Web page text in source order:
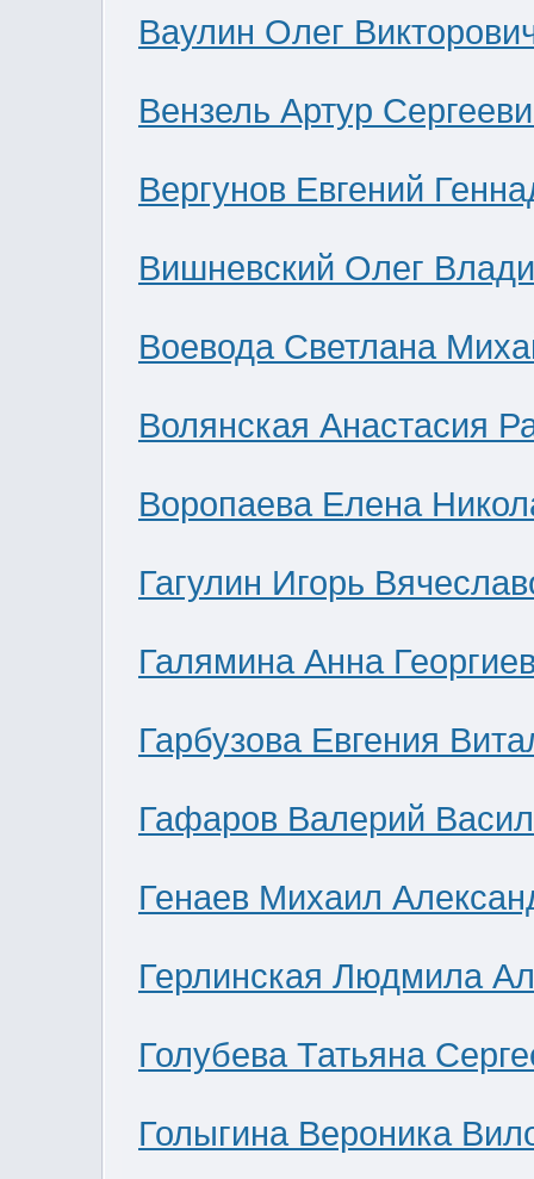
Ваулин Олег
Вензель Артур
Вергунов Евгений
Вишневский Олег
Воевода Светлана
Волянская Анастасия
Воропаева Елена
Гагулин Игорь
Галямина Анна
Гарбузова Евгения
Гафаров Валерий
Генаев Михаил
Герлинская Людмила
Голубева Татьяна
Голыгина Вероника